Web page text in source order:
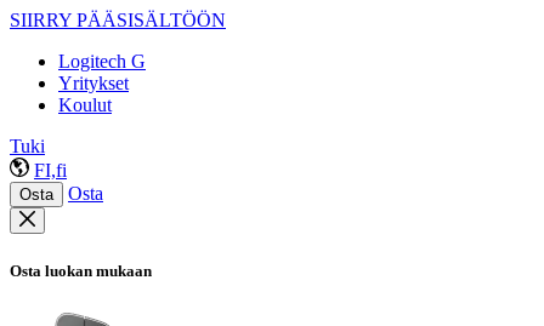
SIIRRY PÄÄSISÄLTÖÖN
Logitech G
Yritykset
Koulut
Tuki
FI,fi
Osta Osta
Osta luokan mukaan